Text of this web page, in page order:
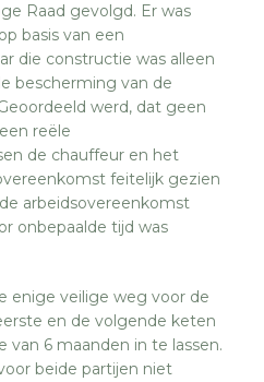
Raad gevolgd. Er was
basis van een
die constructie was alleen
bescherming van de
werd, dat geen
reële
de chauffeur en het
feitelijk gezien
arbeidsovereenkomst
onbepaalde tijd was
enige veilige weg voor de
en de volgende keten
van 6 maanden in te lassen.
beide partijen niet